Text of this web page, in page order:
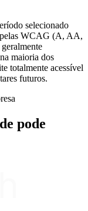
selecionado
pelas WCAG (A, AA,
maioria dos
totalmente acessível
futuros.
pode